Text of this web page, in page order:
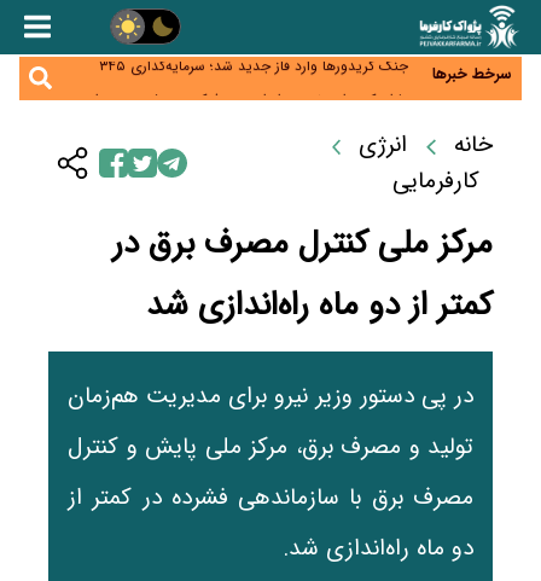
سرخط خبرها
زائران اربعین نگران ارز باقی‌مانده نباشند؛ خرید دینار در
جنگ کریدورها وارد فاز جدید شد؛ سرمایه‌گذاری ۳۴۵
میلیارد دلاری اوراسیا تا ۲۰۳۵
پارادوکس اینترنت در ایران؛ مصرف‌کننده بیشتر می‌پردازد،
جدید سیاست‌های مالیاتی در حمایت از تولید
معمای تأمین ۸۰ همت معوقات بازنشستگان؛ بانک رفاه
وارد میدان شد
خانه
انرژی
کارفرمایی
مرکز ملی کنترل مصرف برق در
کمتر از دو ماه راه‌اندازی شد
در پی دستور وزیر نیرو برای مدیریت هم‌زمان
تولید و مصرف برق، مرکز ملی پایش و کنترل
مصرف برق با سازماندهی فشرده در کمتر از
دو ماه راه‌اندازی شد.